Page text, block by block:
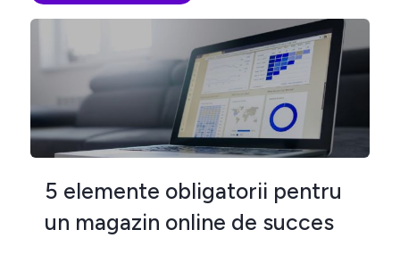
5 elemente obligatorii pentru
un magazin online de succes